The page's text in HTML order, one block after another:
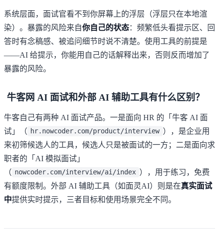
系统层面，面试官看不到你屏幕上的浮层（浮层只在本地渲
染）。暴露的风险来自你自己的状态：频繁低头看提示区、回
答时有念稿感、被追问细节时说不清楚。使用工具的前提是
——AI 给提示，你能用自己的话解释出来，否则反而增加了
暴露的风险。
牛客网 AI 面试和外部 AI 辅助工具有什么区别？
牛客自己有两种 AI 面试产品。一是面向 HR 的「牛客 AI 面
试」（ hr.nowcoder.com/product/interview ），是企业用
来初筛候选人的工具，候选人只是被面试的一方；二是面向求
职者的「AI 模拟面试」
（ nowcoder.com/interview/ai/index ），用于练习，免费
有额度限制。外部 AI 辅助工具（如面灵AI）则是在真实面试
中提供实时提示，三者目标和使用场景完全不同。